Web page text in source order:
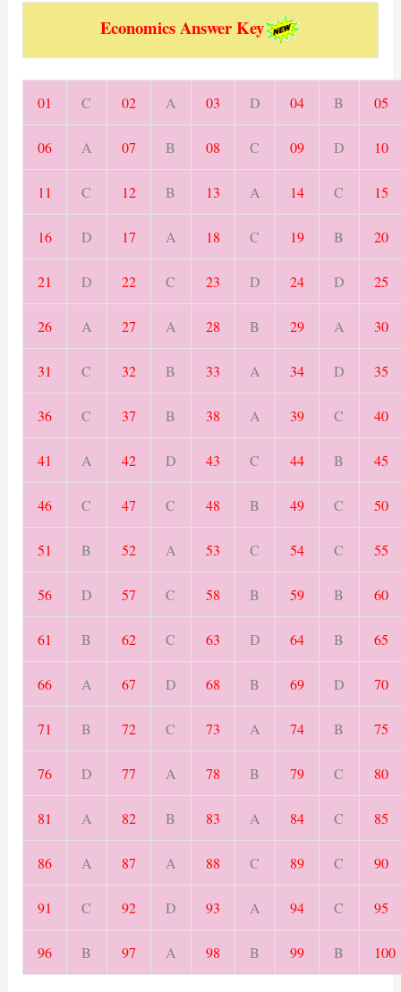
Economics Answer Key
01 C 02 A 03 D 04 B 05
06 A 07 B 08 C 09 D 10
11 C 12 B 13 A 14 C 15
16 D 17 A 18 C 19 B 20
21 D 22 C 23 D 24 D 25
26 A 27 A 28 B 29 A 30
31 C 32 B 33 A 34 D 35
36 C 37 B 38 A 39 C 40
41 A 42 D 43 C 44 B 45
46 C 47 C 48 B 49 C 50
51 B 52 A 53 C 54 C 55
56 D 57 C 58 B 59 B 60
61 B 62 C 63 D 64 B 65
66 A 67 D 68 B 69 D 70
71 B 72 C 73 A 74 B 75
76 D 77 A 78 B 79 C 80
81 A 82 B 83 A 84 C 85
86 A 87 A 88 C 89 C 90
91 C 92 D 93 A 94 C 95
96 B 97 A 98 B 99 B 100